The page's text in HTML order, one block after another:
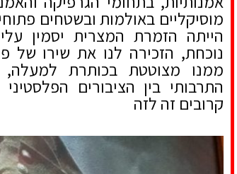
מוסיקליים באולמות ובשטחים
הייתה הזמרת המצרית יסמין
נוכחת, הזכירה לנו את שירו
ממנו מצוטטת בכותרת
התרבותי בין הציבורים
קרובים זה לזה